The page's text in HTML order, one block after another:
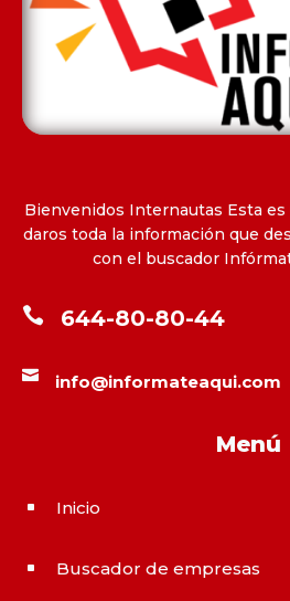
Bienvenidos Internautas Esta es
daros toda la información que
con el buscador
 644-80-80-44
 info@informateaqui.com
Menú
^ Inicio
^ Buscador de empresas